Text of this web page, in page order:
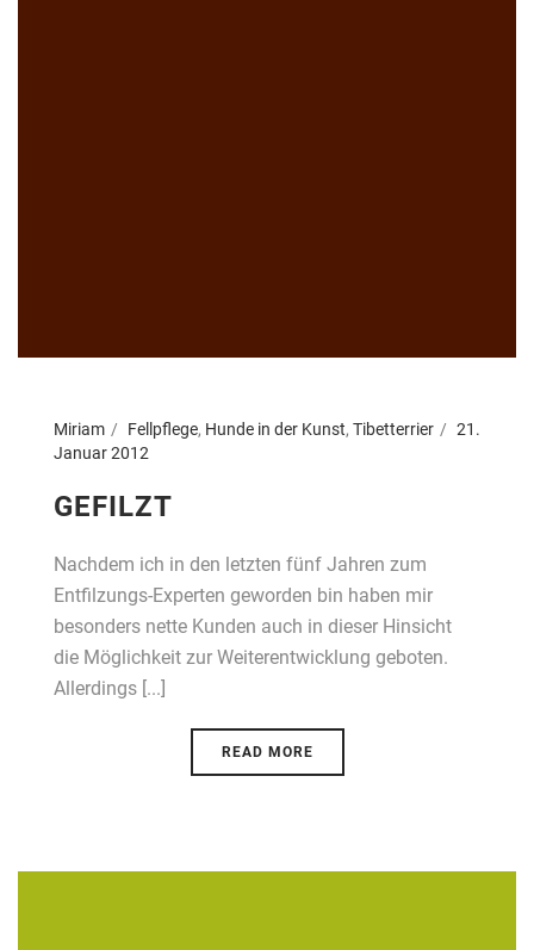
Miriam Fellpflege, Hunde in der Kunst, Tibetterrier
21.
Januar 2012
GEFILZT
Nachdem ich in den letzten fünf Jahren zum
Entfilzungs-Experten geworden bin haben mir
besonders nette Kunden auch in dieser Hinsicht
die Möglichkeit zur Weiterentwicklung geboten.
Allerdings [...]
READ MORE